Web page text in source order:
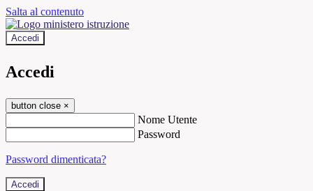
Salta al contenuto
Accedi
Accedi
button close ×
Nome Utente
Password
Password dimenticata?